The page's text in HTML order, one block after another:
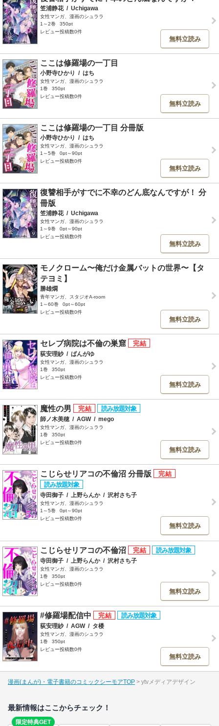
笠浦静花 / Uchigawa
女性マンガ、漫画のシュララ
1～2巻
350pt
レビュー投稿数0件
無料立読み
ここは修羅場の一丁目
小野寺ひかり / はち
女性マンガ、漫画のシュララ
1巻
350pt
レビュー投稿数0件
無料立読み
ここは修羅場の一丁目 分冊版
小野寺ひかり / はち
女性マンガ、漫画のシュララ
1～5巻
0pt～90pt
レビュー投稿数0件
無料立読み
復讐相手がすでに不幸のどん底なんですが！ 分
冊版
笠浦静花 / Uchigawa
女性マンガ、漫画のシュララ
1～9巻
0pt～90pt
レビュー投稿数0件
無料立読み
モノクローム〜俺だけ金属バットの世界〜【タ
テヨミ】
勝雄燗
青年マンガ、スタジオA-room
1～60巻
0pt～60pt
レビュー投稿数0件
無料立読み
セレブ病院は不倫の巣窟
荻安理紗 / ぱんがゆ
女性マンガ、漫画のシュララ
1巻
350pt
レビュー投稿数0件
無料立読み
魔性の男
師ノ木美穂 / AGW / mego
女性マンガ、漫画のシュララ
1巻
350pt
レビュー投稿数0件
無料立読み
こじらせリアコの不倫沼 分冊版
寺田御子 / 上野らんか / 沢村さち子
女性マンガ、漫画のシュララ
1～5巻
0pt～90pt
レビュー投稿数0件
無料立読み
こじらせリアコの不倫沼
寺田御子 / 上野らんか / 沢村さち子
女性マンガ、漫画のシュララ
1巻
350pt
レビュー投稿数0件
無料立読み
#修羅場配信中
荻安理紗 / AGW / タ楼
女性マンガ、漫画のシュララ
1巻
350pt
レビュー投稿数0件
無料立読み
漫画(まんが)・電子書籍のコミックシーモアTOP ytvメディアデザイン
最新情報はここからチェック！
限定特典GET